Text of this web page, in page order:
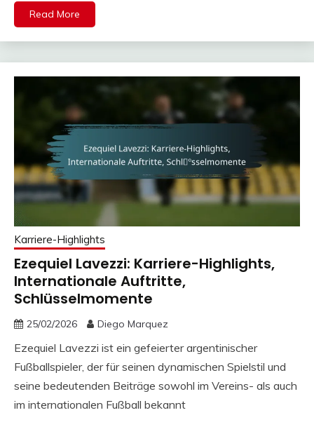
Read More
Karriere-Highlights
Ezequiel Lavezzi: Karriere-Highlights,
Internationale Auftritte,
Schlüsselmomente
25/02/2026 Diego Marquez
Ezequiel Lavezzi ist ein gefeierter argentinischer
Fußballspieler, der für seinen dynamischen Spielstil und
seine bedeutenden Beiträge sowohl im Vereins- als auch
im internationalen Fußball bekannt